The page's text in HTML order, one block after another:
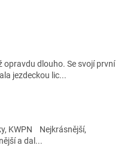
opravdu dlouho. Se svojí první
jezdeckou lic...
KWPN Nejkrásnější,
a dal...